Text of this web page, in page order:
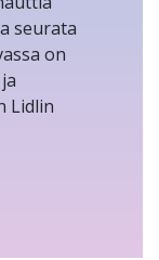
seurata
on
Lidlin